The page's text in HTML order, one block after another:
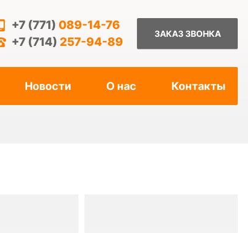
+7 (771) 089-14-76
+7 (714) 257-94-89
ЗАКАЗ ЗВОНКА
Новости О нас Контакты